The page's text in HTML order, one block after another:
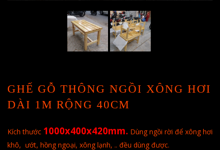
GHẾ GỖ THÔNG NGỒI XÔNG HƠI
DÀI 1M RỘNG 40CM
Kích thước 1000x400x420mm. Dùng ngồi rời để xông hơi
khô, ướt, hồng ngoại, xông lạnh, .. đều dùng được.